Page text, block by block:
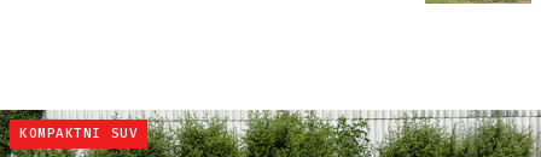
KOMPAKTNI SUV